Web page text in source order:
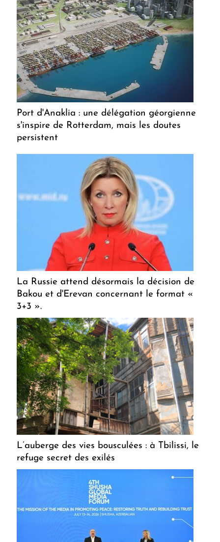
Port d'Anaklia : une délégation géorgienne
s'inspire de Rotterdam, mais les doutes
persistent
La Russie attend désormais la décision de
Bakou et d'Erevan concernant le format «
3+3 ».
L’auberge des vies bousculées : à Tbilissi, le
refuge secret des exilés